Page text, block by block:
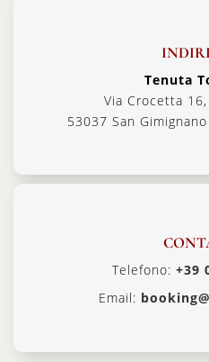
Tenuta
Via Crocetta
53037 San
Telefono: +39
Email: